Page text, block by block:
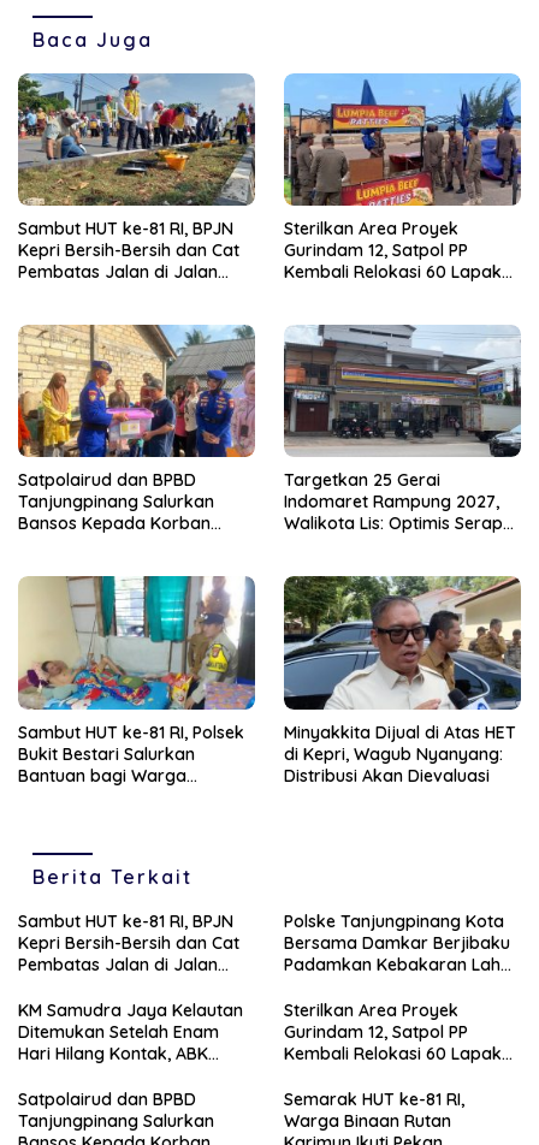
Baca Juga
Sambut HUT ke-81 RI, BPJN
Kepri Bersih-Bersih dan Cat
Pembatas Jalan di Jalan
Sterilkan Area Proyek
Gurindam 12, Satpol PP
Kembali Relokasi 60 Lapak
Satpolairud dan BPBD
Tanjungpinang Salurkan
Bansos Kepada Korban
Targetkan 25 Gerai
Indomaret Rampung 2027,
Walikota Lis: Optimis Serap
Sambut HUT ke-81 RI, Polsek
Bukit Bestari Salurkan
Bantuan bagi Warga
Minyakkita Dijual di Atas HET
di Kepri, Wagub Nyanyang:
Distribusi Akan Dievaluasi
Berita Terkait
Sambut HUT ke-81 RI, BPJN
Kepri Bersih-Bersih dan Cat
Pembatas Jalan di Jalan
Tanjungpinang
Polske Tanjungpinang Kota
Bersama Damkar Berjibaku
Padamkan Kebakaran Lahan
KM Samudra Jaya Kelautan
Ditemukan Setelah Enam
Hari Hilang Kontak, ABK
Sterilkan Area Proyek
Gurindam 12, Satpol PP
Kembali Relokasi 60 Lapak
Satpolairud dan BPBD
Tanjungpinang Salurkan
Semarak HUT ke-81 RI,
Warga Binaan Rutan